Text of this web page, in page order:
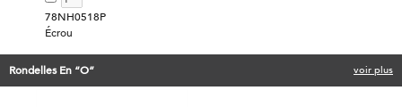
78NH0518P
Écrou
Rondelles En “O” voir plus